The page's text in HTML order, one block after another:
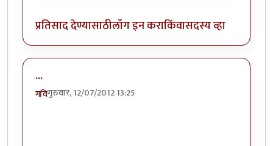
प्रतिसाद देण्यासाठीलॉग इन कराकिंवासदस्य व्हा
...
गविगुरुवार, 12/07/2012 13:25